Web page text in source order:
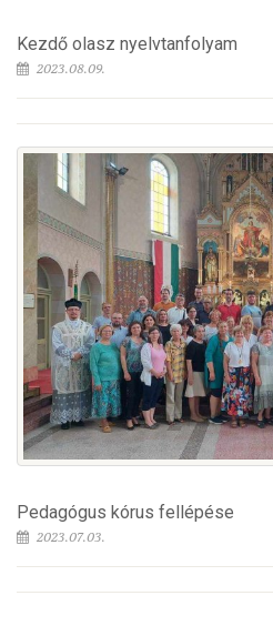
Kezdő olasz nyelvtanfolyam
2023.08.09.
Pedagógus kórus fellépése
2023.07.03.